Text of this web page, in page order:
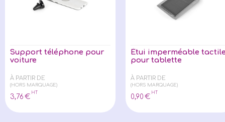
Support téléphone pour
voiture
À PARTIR DE
(HORS MARQUAGE)
3,76 €
HT
Étui imperméable
pour tablette
À PARTIR DE
(HORS MARQUAGE)
0,90 €
HT